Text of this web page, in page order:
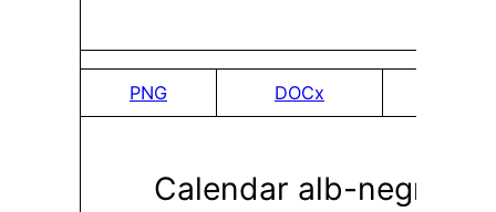
PNG DOCx
Calendar alb-negru